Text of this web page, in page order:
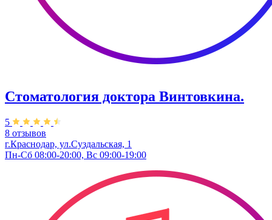
Стоматология доктора Винтовкина.
5
8 отзывов
г.Краснодар, ул.Суздальская, 1
Пн-Сб 08:00-20:00, Вс 09:00-19:00